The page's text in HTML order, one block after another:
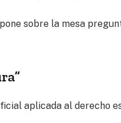
sobre la mesa
aplicada al derecho